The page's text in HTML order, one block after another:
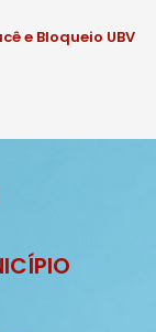
e Bloqueio UBV